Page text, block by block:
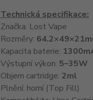
Technická specifikace:
Značka: Lost Vape
Rozměry:
Kapacita baterie:
Výstupní výkon: 5–35W
Objem cartridge: 2ml
Plnění: horní (Top Fill)